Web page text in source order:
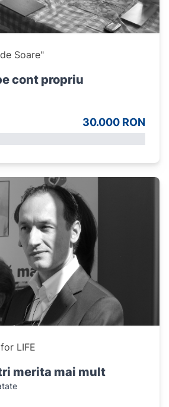
Soare"
cont propriu
30.000 RON
LIFE
merita mai mult